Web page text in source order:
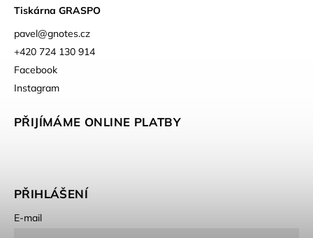
Tiskárna GRASPO
pavel@gnotes.cz
+420 724 130 914
Facebook
Instagram
PŘIJÍMÁME ONLINE PLATBY
PŘIHLÁŠENÍ
E-mail